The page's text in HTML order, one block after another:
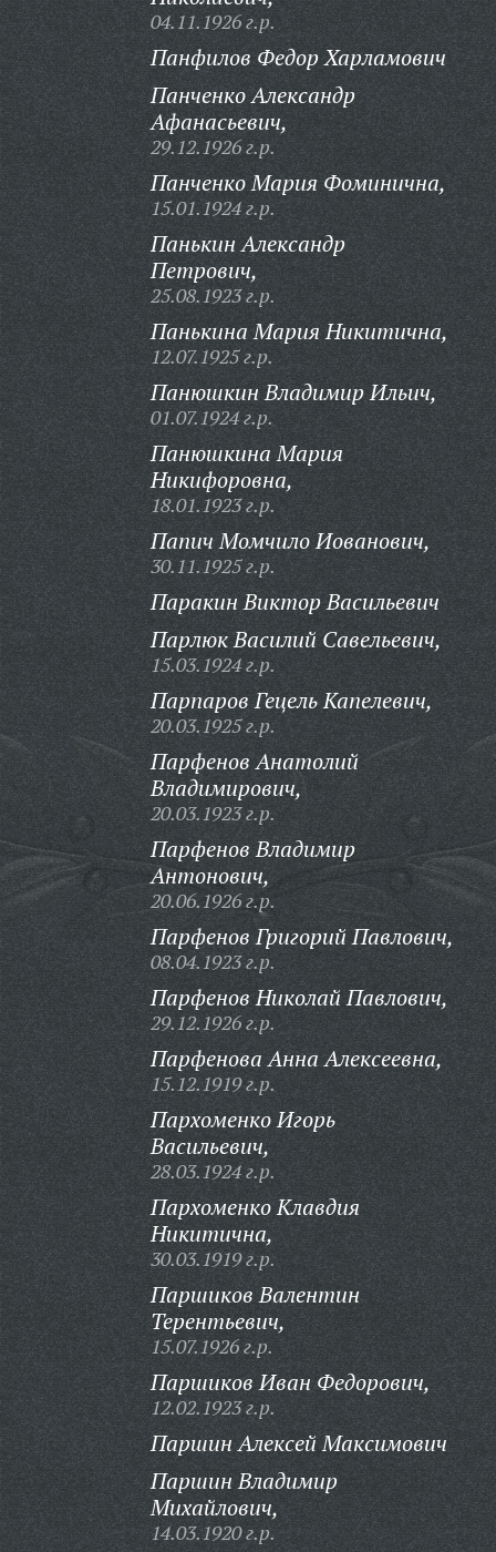
04.11.1926 г.р.
Панфилов Федор Харламович
Панченко Александр
Афанасьевич,
29.12.1926 г.р.
Панченко Мария Фоминична,
15.01.1924 г.р.
Панькин Александр
Петрович,
25.08.1923 г.р.
Панькина Мария Никитична,
12.07.1925 г.р.
Панюшкин Владимир Ильич,
01.07.1924 г.р.
Панюшкина Мария
Никифоровна,
18.01.1923 г.р.
Папич Момчило Иованович,
30.11.1925 г.р.
Паракин Виктор Васильевич
Парлюк Василий Савельевич,
15.03.1924 г.р.
Парпаров Гецель Капелевич,
20.03.1925 г.р.
Парфенов Анатолий
Владимирович,
20.03.1923 г.р.
Парфенов Владимир
Антонович,
20.06.1926 г.р.
Парфенов Григорий Павлович,
08.04.1923 г.р.
Парфенов Николай Павлович,
29.12.1926 г.р.
Парфенова Анна Алексеевна,
15.12.1919 г.р.
Пархоменко Игорь
Васильевич,
28.03.1924 г.р.
Пархоменко Клавдия
Никитична,
30.03.1919 г.р.
Паршиков Валентин
Терентьевич,
15.07.1926 г.р.
Паршиков Иван Федорович,
12.02.1923 г.р.
Паршин Алексей Максимович
Паршин Владимир
Михайлович,
14.03.1920 г.р.